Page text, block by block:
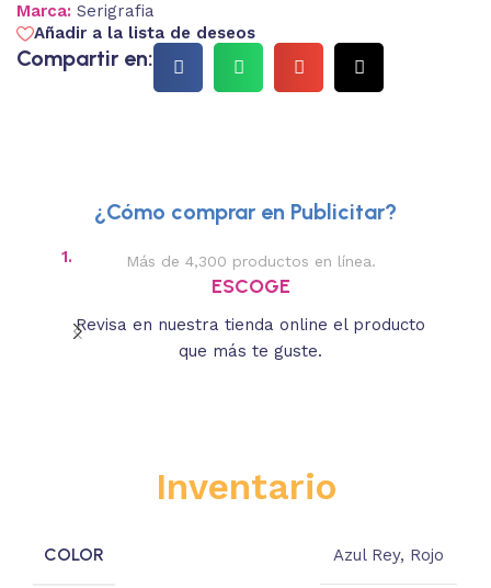
Marca: Serigrafia
Añadir a la lista de deseos
Compartir en:
¿Cómo comprar en Publicitar?
1. Más de 4,300 productos en línea.
ESCOGE
Revisa en nuestra tienda online el producto
que más te guste.
Inventario
COLOR Azul Rey, Rojo